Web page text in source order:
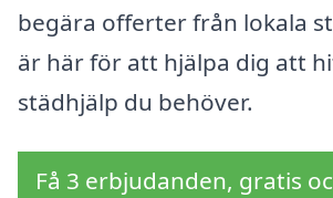
begära offerter från lokala
är här för att hjälpa dig att
städhjälp du behöver.
Få 3 erbjudanden, gratis